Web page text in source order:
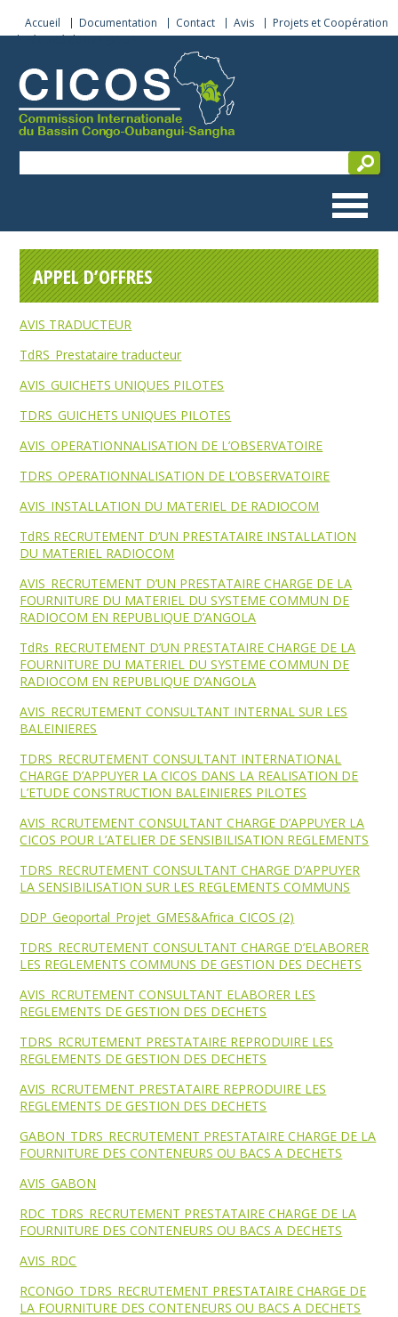
Accueil Documentation Contact Avis
Projets et Coopération
Sécurité de navigation
APPEL D’OFFRES
AVIS TRADUCTEUR
TdRS_Prestataire traducteur
AVIS_GUICHETS UNIQUES PILOTES
TDRS_GUICHETS UNIQUES PILOTES
AVIS_OPERATIONNALISATION DE L’OBSERVATOIRE
TDRS_OPERATIONNALISATION DE L’OBSERVATOIRE
AVIS_INSTALLATION DU MATERIEL DE RADIOCOM
TdRS RECRUTEMENT D’UN PRESTATAIRE INSTALLATION
DU MATERIEL RADIOCOM
AVIS_RECRUTEMENT D’UN PRESTATAIRE CHARGE DE LA
FOURNITURE DU MATERIEL DU SYSTEME COMMUN DE
RADIOCOM EN REPUBLIQUE D’ANGOLA
TdRs_RECRUTEMENT D’UN PRESTATAIRE CHARGE DE LA
FOURNITURE DU MATERIEL DU SYSTEME COMMUN DE
RADIOCOM EN REPUBLIQUE D’ANGOLA
AVIS_RECRUTEMENT CONSULTANT INTERNAL SUR LES
BALEINIERES
TDRS_RECRUTEMENT CONSULTANT INTERNATIONAL
CHARGE D’APPUYER LA CICOS DANS LA REALISATION DE
L’ETUDE CONSTRUCTION BALEINIERES PILOTES
AVIS_RCRUTEMENT CONSULTANT CHARGE D’APPUYER LA
CICOS POUR L’ATELIER DE SENSIBILISATION REGLEMENTS
TDRS_RECRUTEMENT CONSULTANT CHARGE D’APPUYER
LA SENSIBILISATION SUR LES REGLEMENTS COMMUNS
DDP_Geoportal_Projet_GMES&Africa_CICOS (2)
TDRS_RECRUTEMENT CONSULTANT CHARGE D’ELABORER
LES REGLEMENTS COMMUNS DE GESTION DES DECHETS
AVIS_RCRUTEMENT CONSULTANT ELABORER LES
REGLEMENTS DE GESTION DES DECHETS
TDRS_RCRUTEMENT PRESTATAIRE REPRODUIRE LES
REGLEMENTS DE GESTION DES DECHETS
AVIS_RCRUTEMENT PRESTATAIRE REPRODUIRE LES
REGLEMENTS DE GESTION DES DECHETS
GABON_TDRS_RECRUTEMENT PRESTATAIRE CHARGE DE LA
FOURNITURE DES CONTENEURS OU BACS A DECHETS
AVIS_GABON
RDC_TDRS_RECRUTEMENT PRESTATAIRE CHARGE DE LA
FOURNITURE DES CONTENEURS OU BACS A DECHETS
AVIS_RDC
RCONGO_TDRS_RECRUTEMENT PRESTATAIRE CHARGE DE
LA FOURNITURE DES CONTENEURS OU BACS A DECHETS